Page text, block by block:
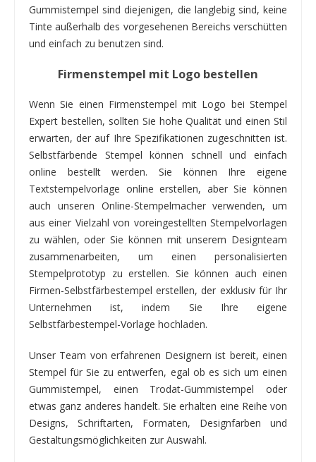
Gummistempel sind diejenigen, die langlebig sind, keine
Tinte außerhalb des vorgesehenen Bereichs verschütten
und einfach zu benutzen sind.
Firmenstempel mit Logo bestellen
Wenn Sie einen Firmenstempel mit Logo bei Stempel
Expert bestellen, sollten Sie hohe Qualität und einen Stil
erwarten, der auf Ihre Spezifikationen zugeschnitten ist.
Selbstfärbende Stempel können schnell und einfach
online bestellt werden. Sie können Ihre eigene
Textstempelvorlage online erstellen, aber Sie können
auch unseren Online-Stempelmacher verwenden, um
aus einer Vielzahl von voreingestellten Stempelvorlagen
zu wählen, oder Sie können mit unserem Designteam
zusammenarbeiten, um einen personalisierten
Stempelprototyp zu erstellen. Sie können auch einen
Firmen-Selbstfärbestempel erstellen, der exklusiv für Ihr
Unternehmen ist, indem Sie Ihre eigene
Selbstfärbestempel-Vorlage hochladen.
Unser Team von erfahrenen Designern ist bereit, einen
Stempel für Sie zu entwerfen, egal ob es sich um einen
Gummistempel, einen Trodat-Gummistempel oder
etwas ganz anderes handelt. Sie erhalten eine Reihe von
Designs, Schriftarten, Formaten, Designfarben und
Gestaltungsmöglichkeiten zur Auswahl.